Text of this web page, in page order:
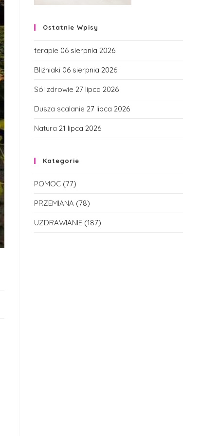
Ostatnie Wpisy
terapie 06 sierpnia 2026
Bliźniaki 06 sierpnia 2026
Sól zdrowie 27 lipca 2026
Dusza scalanie 27 lipca 2026
Natura 21 lipca 2026
Kategorie
POMOC (77)
PRZEMIANA (78)
UZDRAWIANIE (187)